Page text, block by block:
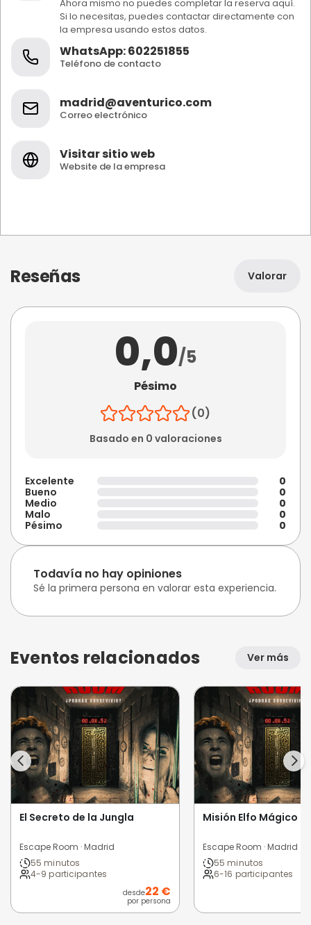
Ahora mismo no puedes completar la reserva aquí.
Si lo necesitas, puedes contactar directamente con
la empresa usando estos datos.
WhatsApp: 602251855
Teléfono de contacto
madrid@aventurico.com
Correo electrónico
Visitar sitio web
Website de la empresa
Reseñas Valorar
0,0/5
Pésimo
(0)
Basado en 0 valoraciones
Excelente
0
Bueno
0
Medio
0
Malo
0
Pésimo
0
Todavía no hay opiniones
Sé la primera persona en valorar esta experiencia.
Eventos relacionados Ver más
El Secreto de la Jungla
Escape Room · Madrid
55 minutos
4-9 participantes
desde22 €
por persona
Misión Elfo Mágico
Escape Room · Madrid
55 minutos
6-16 participantes